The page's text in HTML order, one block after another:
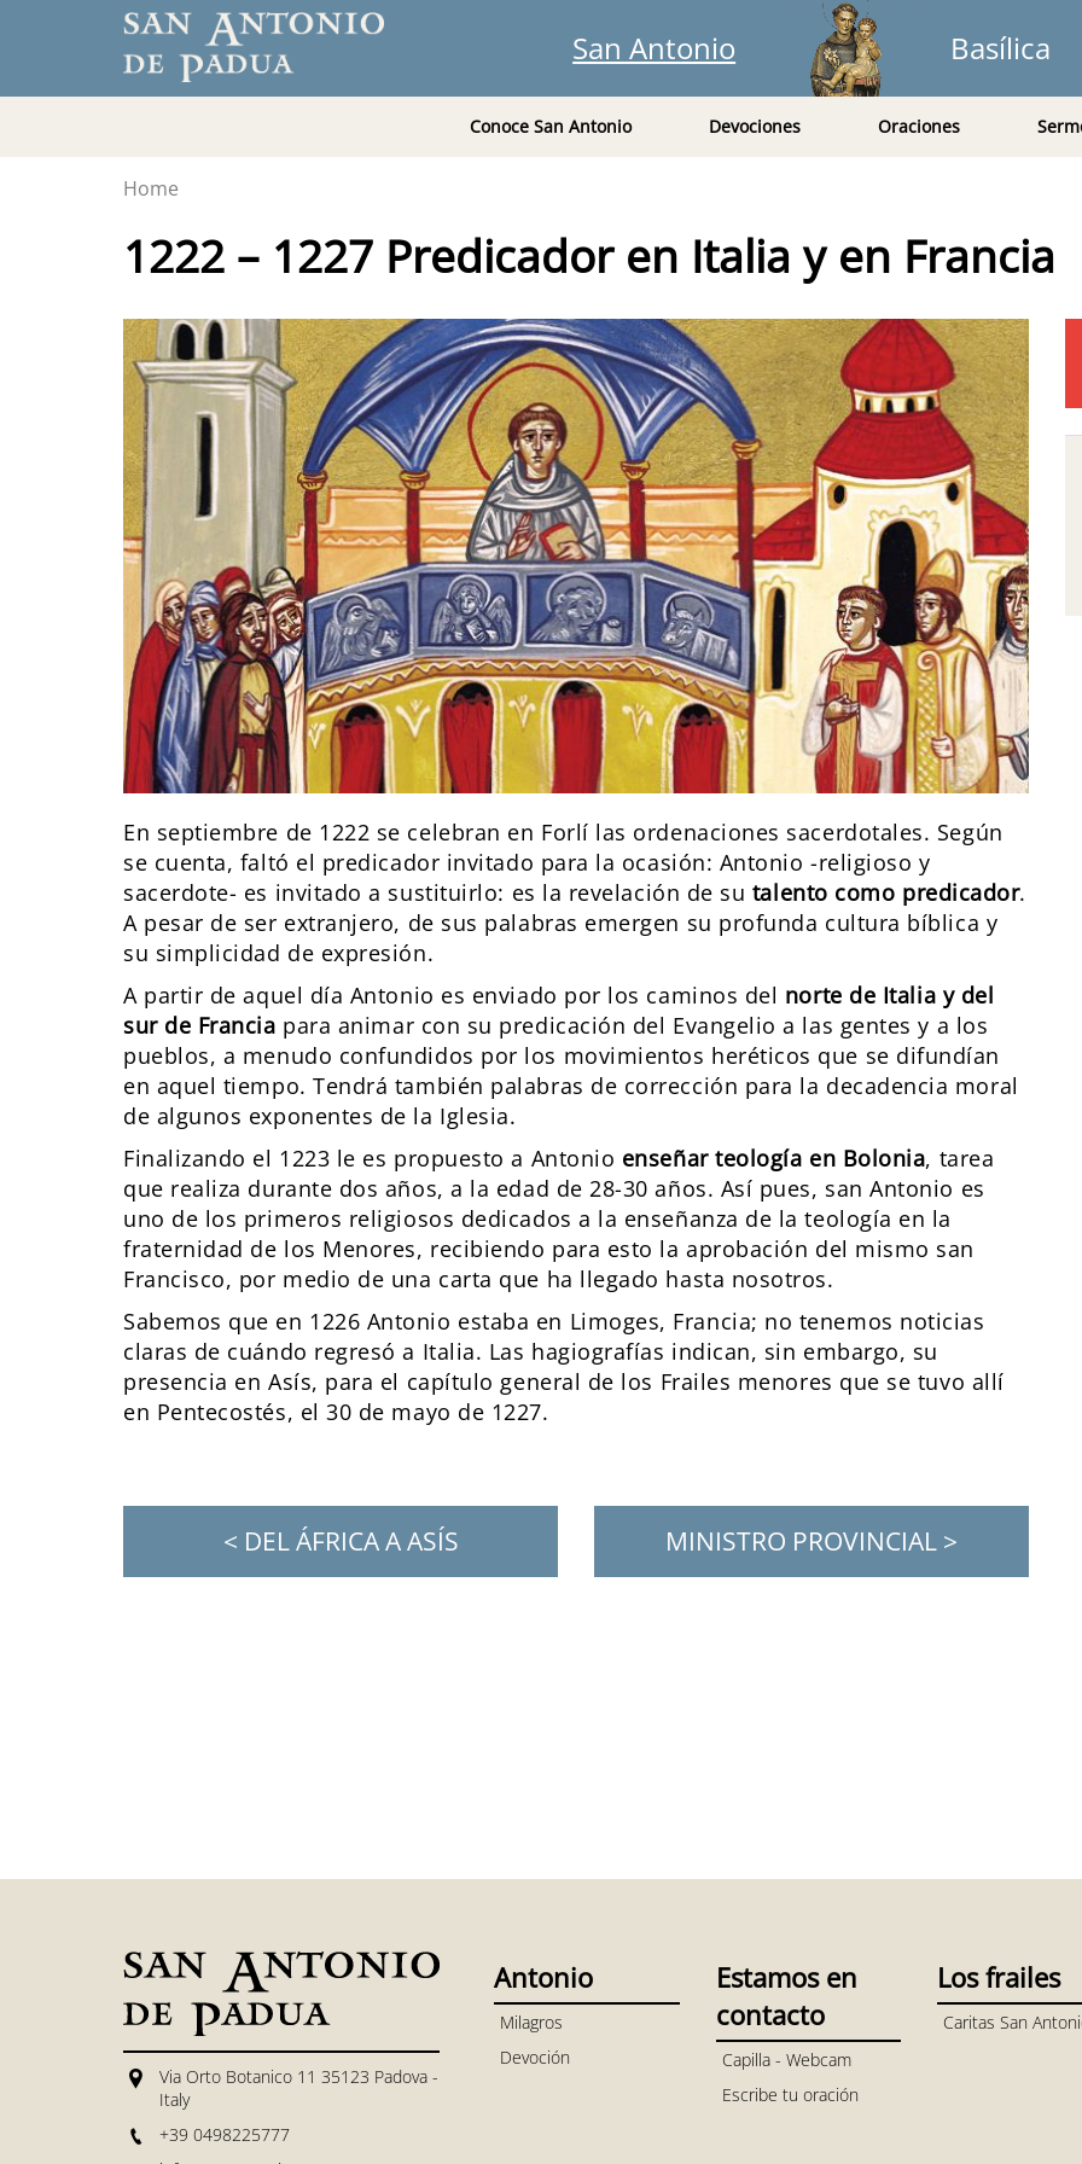
San Antonio Basílica
Conoce San Antonio Devociones Oraciones
Home
1222 – 1227 Predicador en Italia y en Francia
En septiembre de 1222 se celebran en Forlí las ordenaciones sacerdotales. Según
se cuenta, faltó el predicador invitado para la ocasión: Antonio -religioso y
sacerdote- es invitado a sustituirlo: es la revelación de su talento como predicador.
A pesar de ser extranjero, de sus palabras emergen su profunda cultura bíblica y
su simplicidad de expresión.
A partir de aquel día Antonio es enviado por los caminos del norte de Italia y del
sur de Francia para animar con su predicación del Evangelio a las gentes y a los
pueblos, a menudo confundidos por los movimientos heréticos que se difundían
en aquel tiempo. Tendrá también palabras de corrección para la decadencia moral
de algunos exponentes de la Iglesia.
Finalizando el 1223 le es propuesto a Antonio enseñar teología en Bolonia, tarea
que realiza durante dos años, a la edad de 28-30 años. Así pues, san Antonio es
uno de los primeros religiosos dedicados a la enseñanza de la teología en la
fraternidad de los Menores, recibiendo para esto la aprobación del mismo san
Francisco, por medio de una carta que ha llegado hasta nosotros.
Sabemos que en 1226 Antonio estaba en Limoges, Francia; no tenemos noticias
claras de cuándo regresó a Italia. Las hagiografías indican, sin embargo, su
presencia en Asís, para el capítulo general de los Frailes menores que se tuvo allí
en Pentecostés, el 30 de mayo de 1227.
< DEL ÁFRICA A ASÍS MINISTRO PROVINCIAL >
Via Orto Botanico 11 35123 Padova -
Italy
+39 0498225777
Antonio
Milagros
Devoción
Estamos en
contacto
Capilla - Webcam
Escribe tu oración
Los frailes
Caritas San